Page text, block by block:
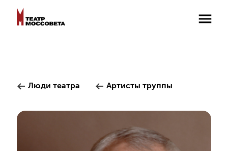
Люди театра Артисты труппы